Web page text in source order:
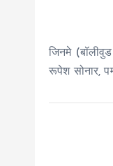
जिनमे (बॉलीवुड
रूपेश सोनार,